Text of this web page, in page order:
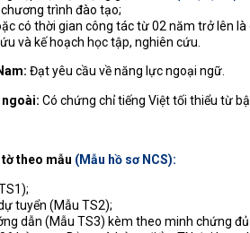
trình đào tạo;
có thời gian công tác từ 02 năm trở lên
và kế hoạch học tập, nghiên cứu.
Đạt yêu cầu về năng lực ngoại ngữ.
Có chứng chỉ tiếng Việt tối thiểu từ
theo mẫu (Mẫu hồ sơ NCS):
tuyển (Mẫu TS2);
dẫn (Mẫu TS3) kèm theo minh chứng